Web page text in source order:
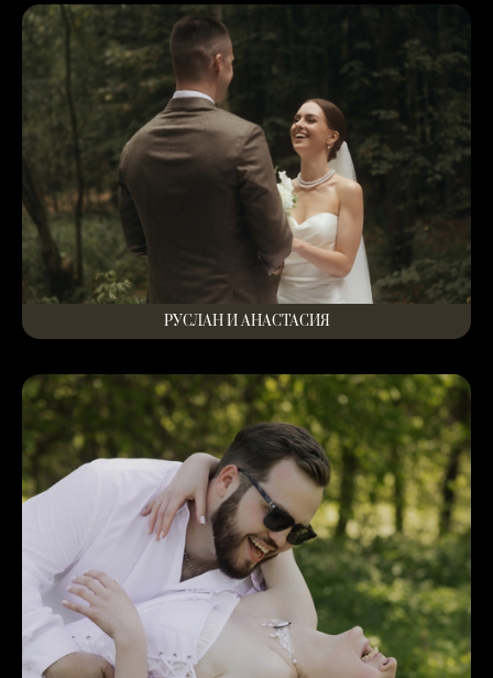
РУСЛАН И АНАСТАСИЯ